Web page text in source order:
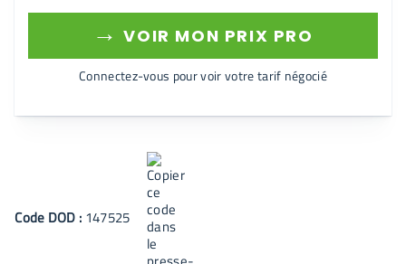
→ VOIR MON PRIX PRO
Connectez-vous pour voir votre tarif négocié
Code DOD : 147525